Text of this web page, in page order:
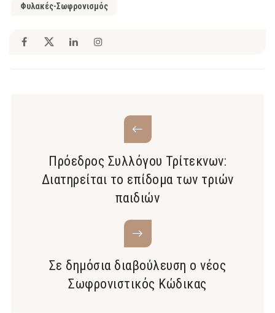
Φυλακές-Σωφρονισμός
Πρόεδρος Συλλόγου Τρίτεκνων:
Διατηρείται το επίδομα των τριών
παιδιών
Σε δημόσια διαβούλευση ο νέος
Σωφρονιστικός Κώδικας